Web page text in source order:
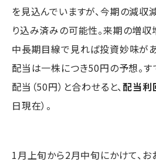
を見込んでいますが、今期の減
り込み済みの可能性。来期の増収
中長期目線で見れば投資妙味が
配当は一株につき50円の予想。
配当（50円）と合わせると、配当利
日現在）。
1月上旬から2月中旬にかけて、